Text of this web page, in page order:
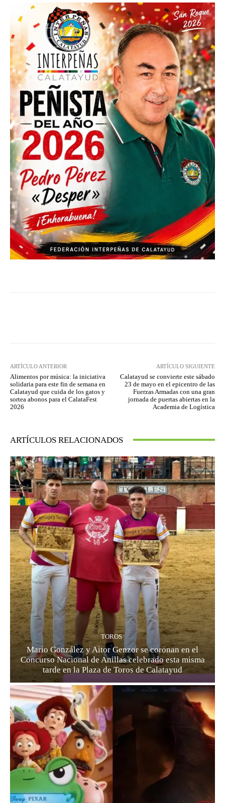
ARTÍCULO ANTERIOR
Alimentos por música: la iniciativa
solidaria para este fin de semana en
Calatayud que cuida de los gatos y
sortea abonos para el CalataFest
2026
ARTÍCULO SIGUIENTE
Calatayud se convierte este sábado
23 de mayo en el epicentro de las
Fuerzas Armadas con una gran
jornada de puertas abiertas en la
Academia de Logística
ARTÍCULOS RELACIONADOS
TOROS
Mario González y Aitor Genzor se coronan en el
Concurso Nacional de Anillas celebrado esta misma
tarde en la Plaza de Toros de Calatayud